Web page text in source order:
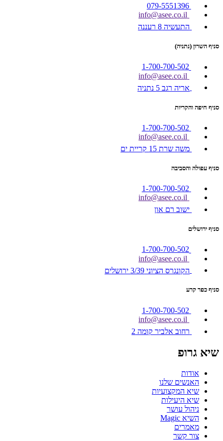
079-5551396
info@asee.co.il
התעשיה 8 רעננה
סניף השרון (נתניה)
1-700-700-502
info@asee.co.il
אריה רגב 5 נתניה
סניף חיפה והקריות
1-700-700-502
info@asee.co.il
משה שרת 15 קריית ים
סניף עפולה והסביבה
1-700-700-502
info@asee.co.il
ישוב רם און
סניף ירושלים
1-700-700-502
info@asee.co.il
הקונגרס הציוני 3/39 ירושלים
סניף כפר קרע
1-700-700-502
info@asee.co.il
רחוב אלביר קומה 2
שיא גרופ
אודות
האנשים שלנו
שיא המקצועיות
שיא היעילות
ניהול עושר
השיא Magic
מאמרים
צור קשר